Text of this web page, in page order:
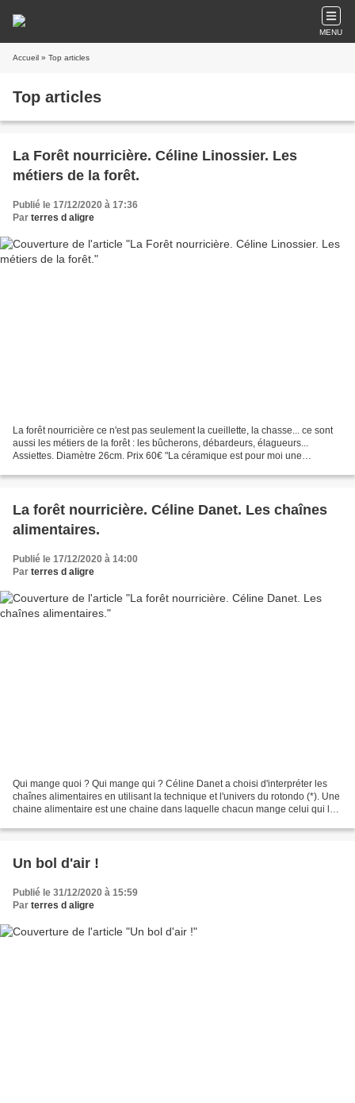
MENU
Accueil » Top articles
Top articles
La Forêt nourricière. Céline Linossier. Les
métiers de la forêt.
Publié le 17/12/2020 à 17:36
Par terres d aligre
La forêt nourricière ce n'est pas seulement la cueillette, la chasse... ce sont
aussi les métiers de la forêt : les bûcherons, débardeurs, élagueurs...
Assiettes. Diamètre 26cm. Prix 60€ "La céramique est pour moi une
La forêt nourricière. Céline Danet. Les chaînes
alimentaires.
Publié le 17/12/2020 à 14:00
Par terres d aligre
Qui mange quoi ? Qui mange qui ? Céline Danet a choisi d'interpréter les
chaînes alimentaires en utilisant la technique et l'univers du rotondo (*). Une
chaine alimentaire est une chaine dans laquelle chacun mange celui qui le
Un bol d'air !
Publié le 31/12/2020 à 15:59
Par terres d aligre